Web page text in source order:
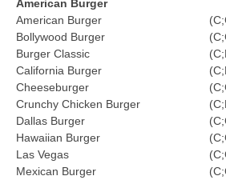
American Burger
American Burger
Bollywood Burger
Burger Classic
California Burger
Cheeseburger
Crunchy Chicken Burger
Dallas Burger
Hawaiian Burger
Las Vegas
Mexican Burger